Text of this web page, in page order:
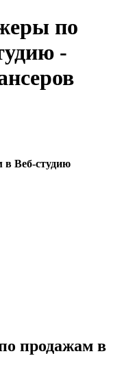
по
-
Веб-студию
продажам в